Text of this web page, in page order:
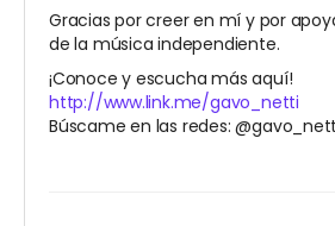
Gracias por creer en mí y por
de la música independiente.
¡Conoce y escucha más aquí!
http://www.link.me/gavo_netti
Búscame en las redes: